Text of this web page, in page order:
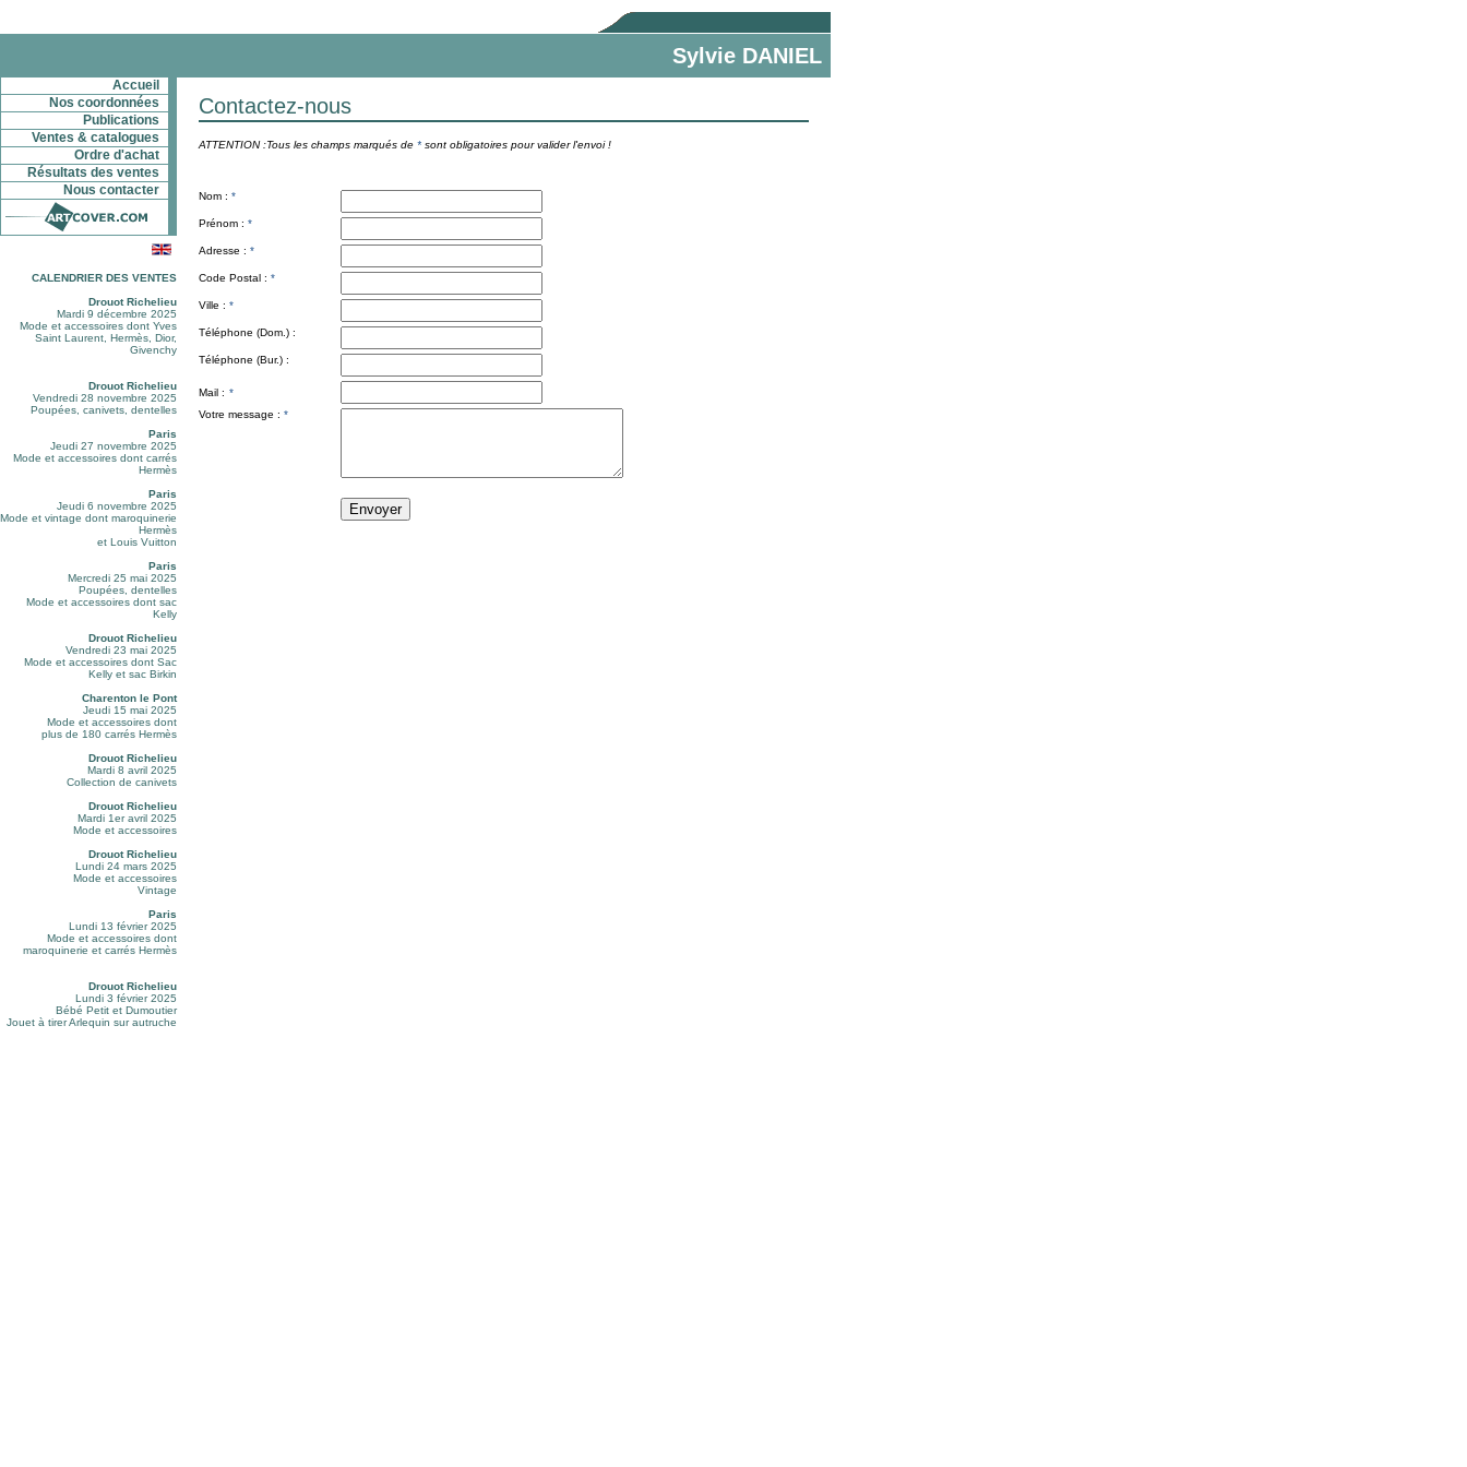
Sylvie DANIEL
Accueil
Nos coordonnées
Publications
Ventes & catalogues
Ordre d'achat
Résultats des ventes
Nous contacter
CALENDRIER DES VENTES
Drouot Richelieu
Mardi 9 décembre 2025
Mode et accessoires dont Yves
Saint Laurent, Hermès, Dior,
Givenchy
Drouot Richelieu
Vendredi 28 novembre 2025
Poupées, canivets, dentelles
Paris
Jeudi 27 novembre 2025
Mode et accessoires dont carrés
Hermès
Paris
Jeudi 6 novembre 2025
Mode et vintage dont maroquinerie
Hermès
et Louis Vuitton
Paris
Mercredi 25 mai 2025
Poupées, dentelles
Mode et accessoires dont sac
Kelly
Drouot Richelieu
Vendredi 23 mai 2025
Mode et accessoires dont Sac
Kelly et sac Birkin
Charenton le Pont
Jeudi 15 mai 2025
Mode et accessoires dont
plus de 180 carrés Hermès
Drouot Richelieu
Mardi 8 avril 2025
Collection de canivets
Drouot Richelieu
Mardi 1er avril 2025
Mode et accessoires
Drouot Richelieu
Lundi 24 mars 2025
Mode et accessoires
Vintage
Paris
Lundi 13 février 2025
Mode et accessoires dont
maroquinerie et carrés Hermès
Drouot Richelieu
Lundi 3 février 2025
Bébé Petit et Dumoutier
Jouet à tirer Arlequin sur autruche
Contactez-nous
ATTENTION :Tous les champs marqués de * sont obligatoires pour valider l'envoi !
Nom : *
Prénom : *
Adresse : *
Code Postal : *
Ville : *
Téléphone (Dom.) :
Téléphone (Bur.) :
Mail : *
Votre message : *